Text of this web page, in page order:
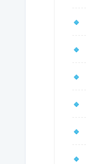
🔹
🔹
🔹
🔹
🔹
🔹